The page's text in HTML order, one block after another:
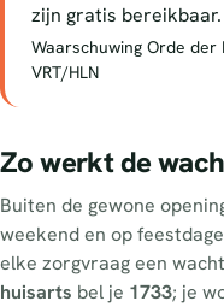
zijn gratis bereikbaar.
Waarschuwing Orde
VRT/HLN
Zo werkt de
Buiten de gewone
weekend en op
elke zorgvraag een
huisarts bel je 1733; je